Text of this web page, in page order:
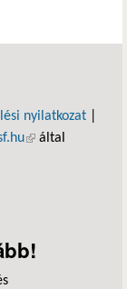
nyilatkozat
(külső hivatkozás)
által